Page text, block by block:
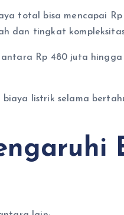
total bisa mencapai
dan tingkat
antara Rp 480 juta
listrik selama